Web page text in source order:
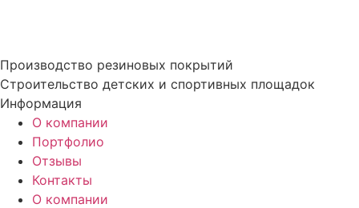
Производство резиновых покрытий
Строительство детских и спортивных площадок
Информация
О компании
Портфолио
Отзывы
Контакты
О компании